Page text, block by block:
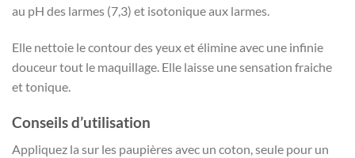
au pH des larmes (7,3) et isotonique aux larmes.
Elle nettoie le contour des yeux et élimine avec une infinie
douceur tout le maquillage. Elle laisse une sensation fraiche
et tonique.
Conseils d’utilisation
Appliquez la sur les paupières avec un coton, seule pour un